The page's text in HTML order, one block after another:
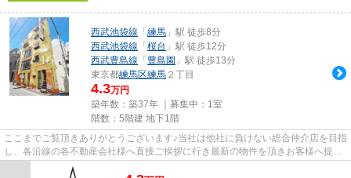
西武池袋線 「 練馬 」駅 徒歩8分
西武池袋線 「 桜台 」駅 徒歩12分
西武豊島線 「 豊島園 」駅 徒歩13分
東京都練馬区練馬 ２丁目
4.3万円
築年数：築37年 ｜募集中： 1室
階数：5階建 地下1階
ここまでご覧頂きありがとうございます♪当社は他社に負けない総合仲介店を目指
し、各沿線の各不動産会社様へ直接ご挨拶に行き最新の物件を頂きお客様へ提供
しております！最新の情報は...